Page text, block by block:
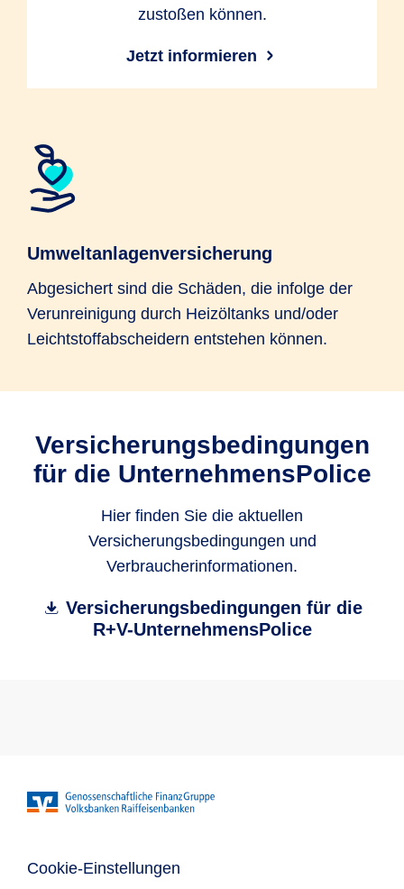
zustoßen können.
Jetzt informieren
Umweltanlagenversicherung
Abgesichert sind die Schäden, die infolge der
Verunreinigung durch Heizöltanks und/oder
Leichtstoffabscheidern entstehen können.
Versicherungsbedingungen
für die UnternehmensPolice
Hier finden Sie die aktuellen
Versicherungsbedingungen und
Verbraucherinformationen.
Versicherungsbedingungen für die
R+V-UnternehmensPolice
Cookie-Einstellungen